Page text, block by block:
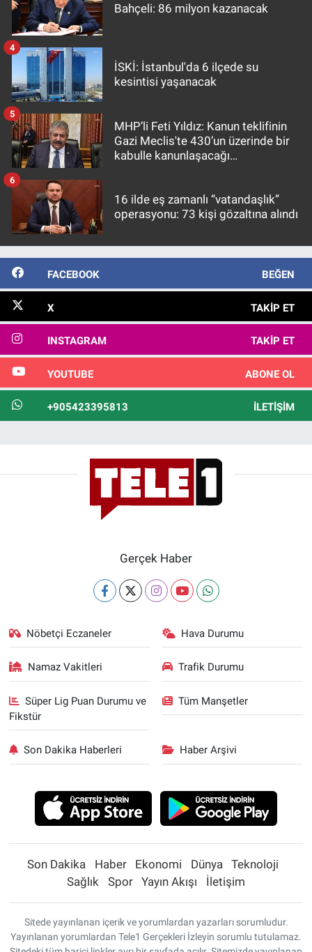
Bahçeli: 86 milyon kazanacak
İSKİ: İstanbul'da 6 ilçede su
kesintisi yaşanacak
4
MHP’li Feti Yıldız: Kanun teklifinin
Gazi Meclis'te 430’un üzerinde bir
kabulle kanunlaşacağı
5
16 ilde eş zamanlı “vatandaşlık”
operasyonu: 73 kişi gözaltına alındı
6
FACEBOOK BEĞEN
X TAKIP ET
INSTAGRAM TAKIP ET
YOUTUBE ABONE OL
+905423395813 İLETIŞIM
Gerçek Haber
Nöbetçi Eczaneler Hava Durumu
Namaz Vakitleri Trafik Durumu
Süper Lig Puan Durumu ve
Fikstür
Tüm Manşetler
Son Dakika Haberleri Haber Arşivi
Son Dakika Haber Ekonomi Dünya
Teknoloji
Sağlık
Spor Yayın Akışı İletişim
Sitede yayınlanan içerik ve yorumlardan yazarları sorumludur.
Yayınlanan yorumlardan Tele1 Gerçekleri İzleyin sorumlu tutulamaz.